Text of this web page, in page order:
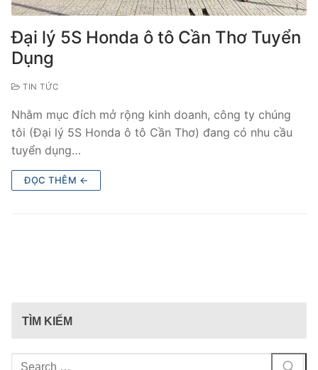
Đại lý 5S Honda ô tô Cần Thơ Tuyển
Dụng
TIN TỨC
Nhằm mục đích mở rộng kinh doanh, công ty chúng
tôi (Đại lý 5S Honda ô tô Cần Thơ) đang có nhu cầu
tuyển dụng…
ĐỌC THÊM ←
TÌM KIẾM
Tìm